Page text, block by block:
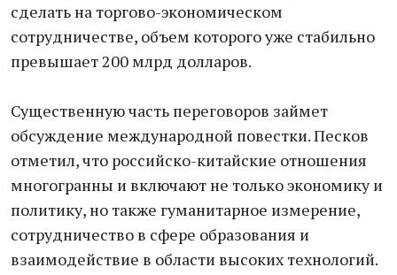
сделать на торгово-экономическом
сотрудничестве, объем которого уже стабильно
превышает 200 млрд долларов.
Существенную часть переговоров займет
обсуждение международной повестки. Песков
отметил, что российско-китайские отношения
многогранны и включают не только экономику и
политику, но также гуманитарное измерение,
сотрудничество в сфере образования и
взаимодействие в области высоких технологий.